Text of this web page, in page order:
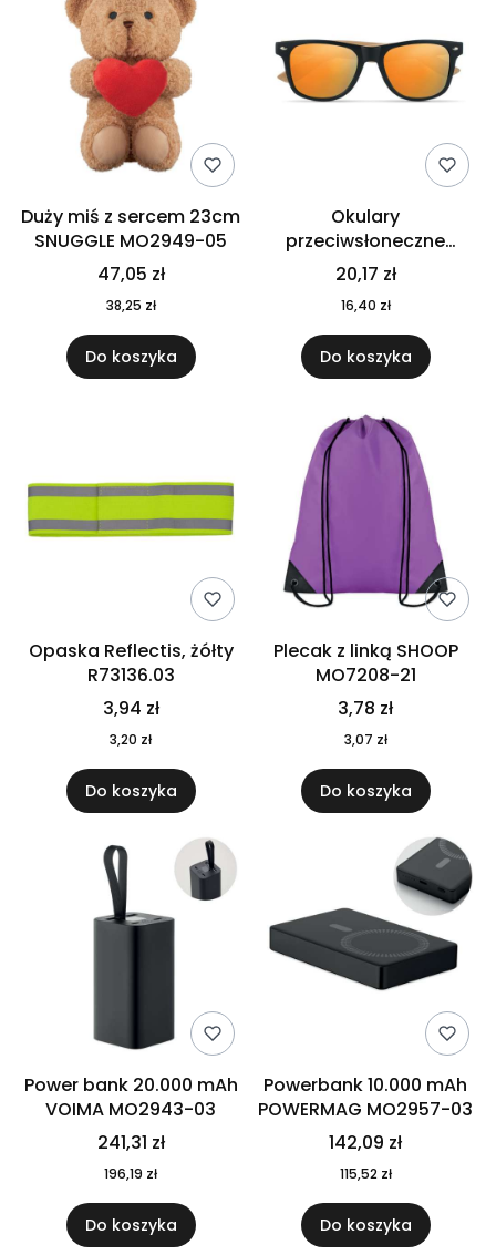
Duży miś z sercem 23cm
SNUGGLE MO2949-05
47,05 zł
38,25 zł
Do koszyka
Okulary
przeciwsłoneczne
CALIFORNIA TOUCH
MO9617-10
20,17 zł
16,40 zł
Do koszyka
Opaska Reflectis, żółty
R73136.03
3,94 zł
3,20 zł
Do koszyka
Plecak z linką SHOOP
MO7208-21
3,78 zł
3,07 zł
Do koszyka
Power bank 20.000 mAh
VOIMA MO2943-03
241,31 zł
196,19 zł
Do koszyka
Powerbank 10.000 mAh
POWERMAG MO2957-03
142,09 zł
115,52 zł
Do koszyka